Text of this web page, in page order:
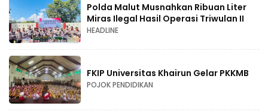
Polda Malut Musnahkan Ribuan Liter
Miras Ilegal Hasil Operasi Triwulan II
HEADLINE
FKIP Universitas Khairun Gelar PKKMB
POJOK PENDIDIKAN